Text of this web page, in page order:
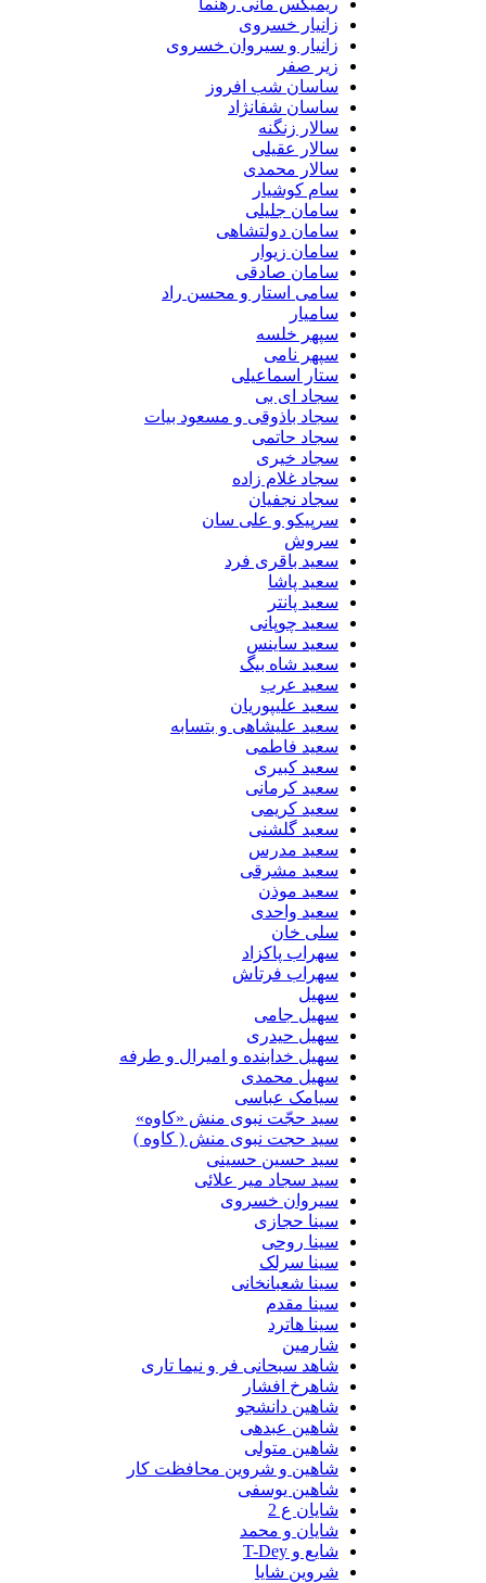
زانیار خسروی
زانیار و سیروان خسروی
زیر صفر
ساسان شب افروز
ساسان شفانژاد
سالار زنگنه
سالار عقیلی
سالار محمدی
سام کوشیار
سامان جلیلی
سامان دولتشاهی
سامان زیوار
سامان صادقی
سامی استار و محسن راد
سامیار
سپهر خلسه
سپهر نامی
ستار اسماعیلی
سجاد ای بی
سجاد باذوقی و مسعود بیات
سجاد حاتمی
سجاد خیری
سجاد غلام زاده
سجاد نجفیان
سرپیکو و علی سان
سروش
سعید باقری فرد
سعید پاشا
سعید پانتر
سعید چوپانی
سعید ساینس
سعید شاه بیگ
سعید عرب
سعید علیپوریان
سعید علیشاهی و بتسابه
سعید فاطمی
سعید کبیری
سعید کرمانی
سعید کریمی
سعید گلشنی
سعید مدرس
سعید مشرقی
سعید موذن
سعید واحدی
سلی خان
سهراب پاکزاد
سهراب فرتاش
سهیل
سهیل جامی
سهیل حیدری
سهیل خدابنده و امیرال و طرفه
سهیل محمدی
سیامک عباسی
سید حجّت نبوی منش «کاوه»
سید حجت نبوی منش ( کاوه )
سید حسین حسینى
سید سجاد میر علائی
سیروان خسروی
سینا حجازی
سینا روحی
سینا سرلک
سینا شعبانخانی
سینا مقدم
سینا هاترد
شارمین
شاهد سبحانی فر و نیما تاری
شاهرخ افشار
شاهین دانشجو
شاهین عبدهی
شاهین متولی
شاهین و شروین محافظت کار
شاهین یوسفی
شایان ع 2
شایان و محمد
شایع و T-Dey
شروین شایا